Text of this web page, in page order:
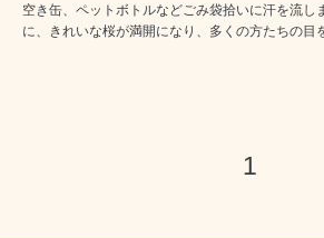
空き缶、ペットボトルなどごみ袋拾いに汗を流し
に、きれいな桜が満開になり、多くの方たちの目
1